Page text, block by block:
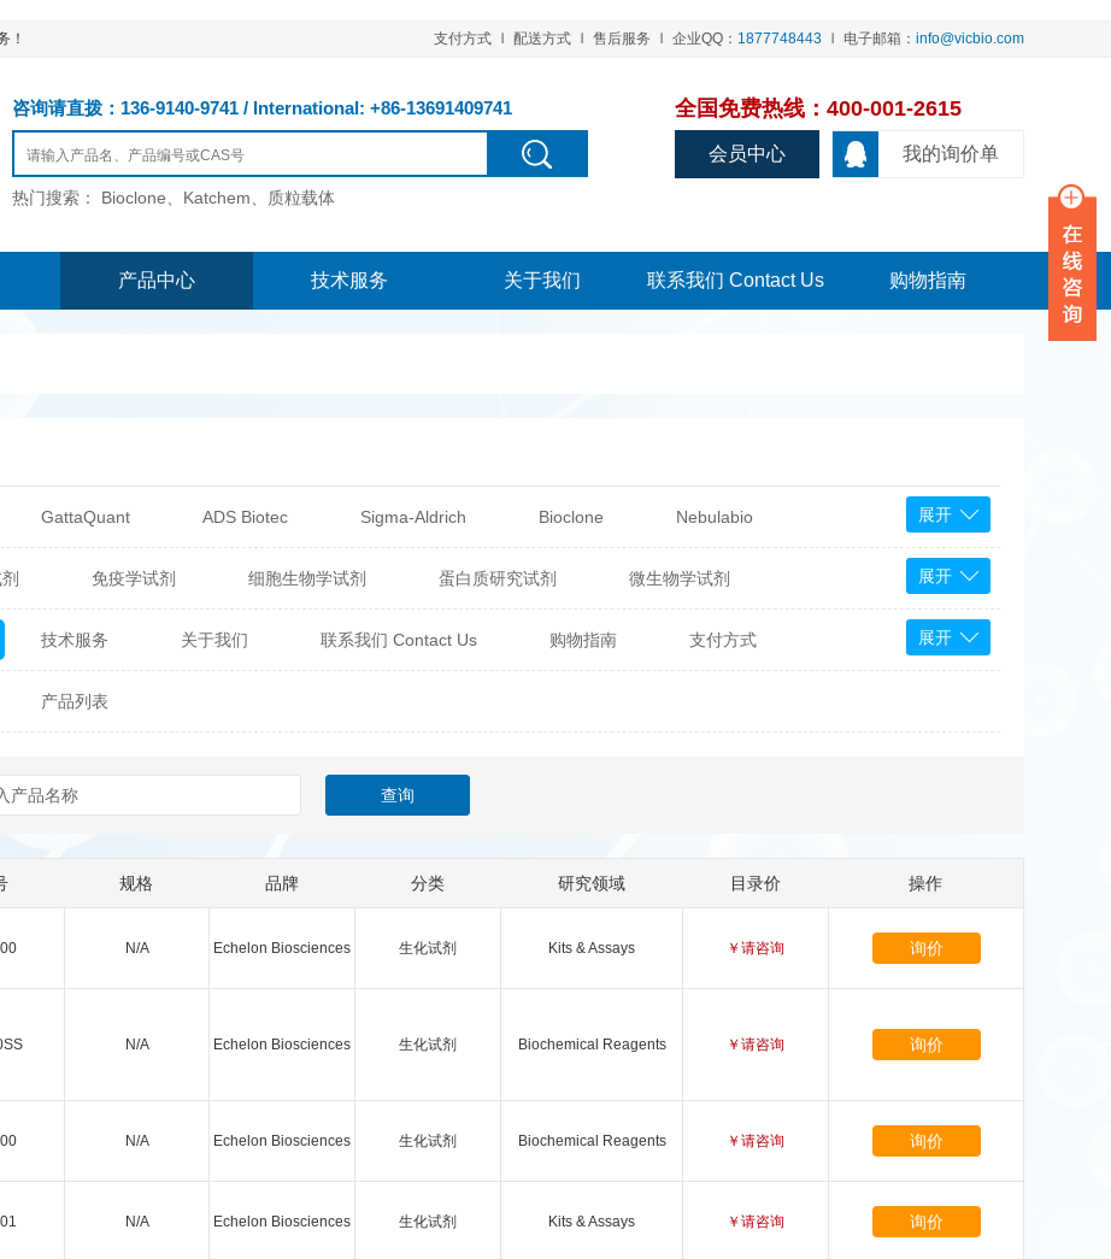
！ 支付方式 配送方式 售后服务 企业QQ： 1877748443 电子邮箱： info@vicbio.com
咨询请直拨：136-9140-9741 / International: +86-13691409741
热门搜索： Bioclone、Katchem、质粒载体
全国免费热线：400-001-2615
我的询价单
会员中心
产品中心 技术服务 关于我们 联系我们 Contact Us 购物指南
GattaQuant ADS Biotec Sigma-Aldrich Bioclone Nebulabio
热销产品 辰辉创聚生物® (Nebulabio) BPS Bioscience
Verichem Laboratories Vicbio Biotech Click Chemistry Tools Bioassay Systems
Kingfisher Biotech
Hybrid Plastics Milenia Biotec Sunrise Science
Biolife Solutions Pall Lonza Omicron Biochemicals 康为世纪
展开
免疫学试剂 细胞生物学试剂 蛋白质研究试剂 微生物学试剂
材料学试剂 仪器及设备 耗材及常用物品 其他产品
展开
技术服务 关于我们 联系我们 Contact Us 购物指南 支付方式
技术专栏
展开
产品列表
规格 品牌 分类 研究领域 目录价 操作
N/A Echelon Biosciences 生化试剂 Kits & Assays ￥请咨询 询价
N/A Echelon Biosciences 生化试剂 Biochemical Reagents ￥请咨询 询价
N/A Echelon Biosciences 生化试剂 Biochemical Reagents ￥请咨询 询价
N/A Echelon Biosciences 生化试剂 Kits & Assays ￥请咨询 询价